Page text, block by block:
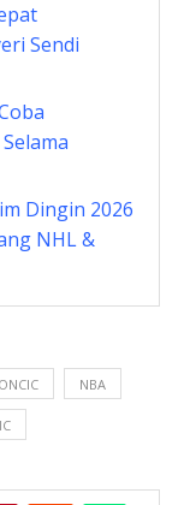
Sendi
Dingin 2026
NHL &
NBA